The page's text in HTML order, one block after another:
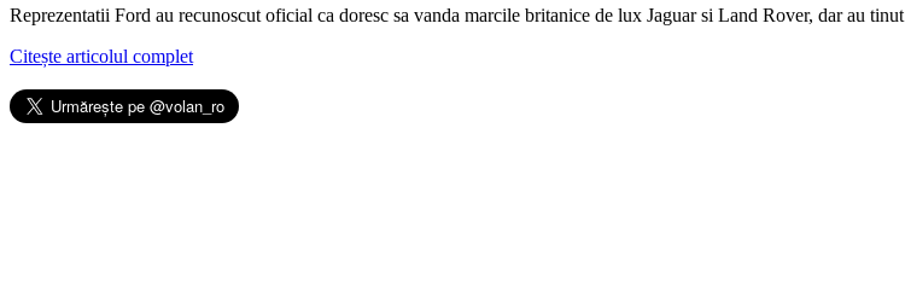
Reprezentatii Ford au recunoscut oficial ca doresc sa vanda marcile britanice de lux Jaguar si Land Rover, dar au tinut
Citește articolul complet